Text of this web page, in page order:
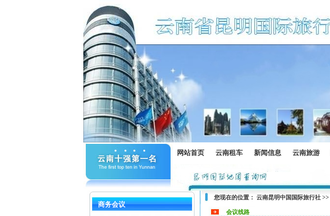
网站首页 云南租车 新闻信息 云南旅游
商务会议
您现在的位置： 云南昆明中国国际旅行社>>
会议线路